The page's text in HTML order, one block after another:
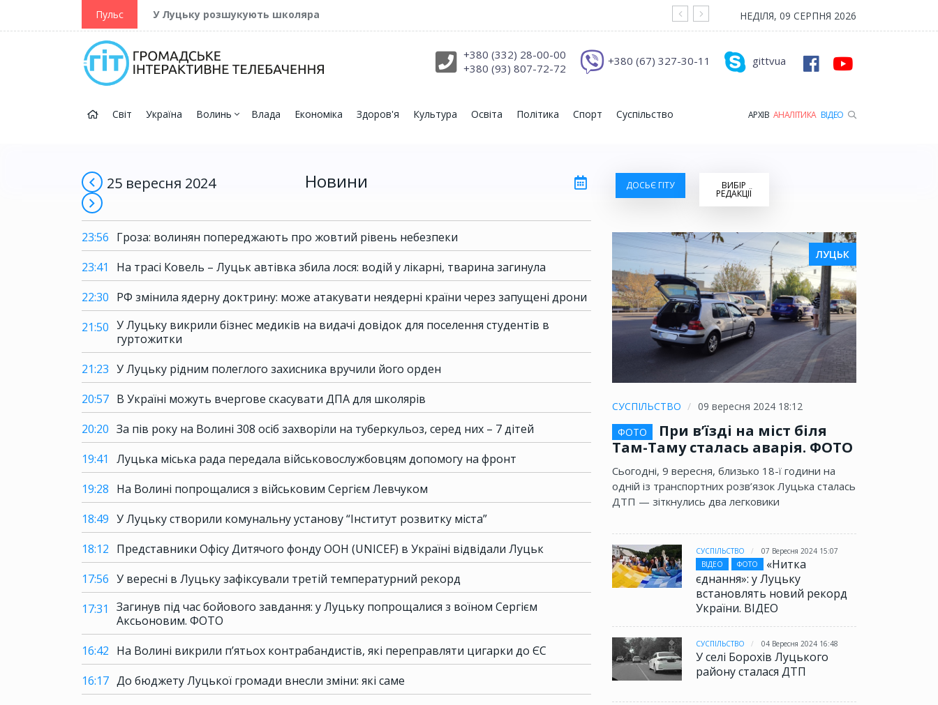
Пульс У Луцьку розшукують школяра На війні загинув Герой з Рожищенської
НЕДІЛЯ, 09 СЕРПНЯ 2026
gittvua
+380 (67) 327-30-11
+380 (332) 28-00-00
+380 (93) 807-72-72
Світ Україна Волинь Влада Економіка Здоров'я Культура Освіта Політика Спорт Суспільство АРХІВ АНАЛІТИКА ВІДЕО
ДОСЬЄ ГІТУ ВИБІР
РЕДАКЦІЇ
ЛУЦЬК
СУСПІЛЬСТВО
09 вересня 2024 18:12
ФОТО
При в’їзді на міст біля
Там-Таму сталась аварія. ФОТО
Сьогодні, 9 вересня, близько 18-ї години на
одній із транспортних розв’язок Луцька сталась
ДТП — зіткнулись два легковики
СУСПІЛЬСТВО
07 Вересня 2024 15:07
ВІДЕО
ФОТО
«Нитка
єднання»: у Луцьку
встановлять новий рекорд
України. ВІДЕО
СУСПІЛЬСТВО 04 Вересня 2024 16:48
У селі Борохів Луцького
району сталася ДТП
25 вересня 2024 Новини
23:56 Гроза: волинян попереджають про жовтий рівень небезпеки
23:41
На трасі Ковель – Луцьк автівка збила лося: водій у лікарні, тварина загинула
22:30 РФ змінила ядерну доктрину: може атакувати неядерні країни через запущені дрони
21:50 У Луцьку викрили бізнес медиків на видачі довідок для поселення студентів в
гуртожитки
21:23 У Луцьку рідним полеглого захисника вручили його орден
20:57 В Україні можуть вчергове скасувати ДПА для школярів
20:20 За пів року на Волині 308 осіб захворіли на туберкульоз, серед них – 7 дітей
19:41
Луцька міська рада передала військовослужбовцям допомогу на фронт
19:28 На Волині попрощалися з військовим Сергієм Левчуком
18:49 У Луцьку створили комунальну установу “Інститут розвитку міста”
18:12 Представники Офісу Дитячого фонду ООН (UNICEF) в Україні відвідали Луцьк
17:56 У вересні в Луцьку зафіксували третій температурний рекорд
17:31
Загинув під час бойового завдання: у Луцьку попрощалися з воїном Сергієм
Аксьоновим. ФОТО
16:42 На Волині викрили п’ятьох контрабандистів, які переправляти цигарки до ЄС
16:17 До бюджету Луцької громади внесли зміни: які саме